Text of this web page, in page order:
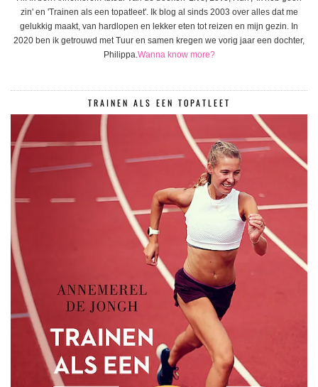
zin' en 'Trainen als een topatleet'. Ik blog al sinds 2003 over alles dat me
gelukkig maakt, van hardlopen en lekker eten tot reizen en mijn gezin. In
2020 ben ik getrouwd met Tuur en samen kregen we vorig jaar een dochter,
Philippa.Wanna know more?
TRAINEN ALS EEN TOPATLEET